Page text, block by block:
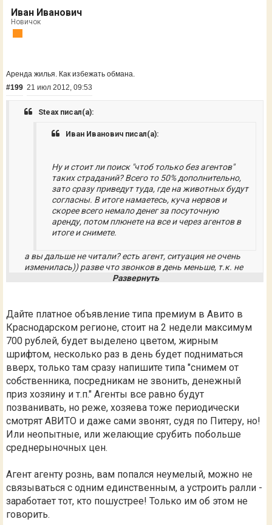
Иван Иванович
Новичок
Аренда жилья. Как избежать обмана.
#199 21 июл 2012, 09:53
Steax писал(а):
Иван Иванович писал(а):
Ну и стоит ли поиск "чтоб только без агентов"
таких страданий? Всего то 50% дополнительно,
зато сразу приведут туда, где на животных будут
согласны. В итоге намаетесь, куча нервов и
скорее всего немало денег за посуточную
аренду, потом плюнете на все и через агентов в
итоге и снимете.
а вы дальше не читали? есть агент, ситуация не очень
изменилась)) разве что звонков в день меньше, т.к. не
натыкаешся на риэлторов.
Дайте платное объявление типа премиум в Авито в
Краснодарском регионе, стоит на 2 недели максимум
700 рублей, будет выделено цветом, жирным
шрифтом, несколько раз в день будет подниматься
вверх, только там сразу напишите типа "снимем от
собственника, посредникам не звонить, денежный
приз хозяину и т.п." Агенты все равно будут
позванивать, но реже, хозяева тоже периодически
смотрят АВИТО и даже сами звонят, судя по Питеру, но!
Или неопытные, или желающие срубить побольше
среднерыночных цен.
Агент агенту рознь, вам попался неумелый, можно не
связываться с одним единственным, а устроить ралли -
заработает тот, кто пошустрее! Только им об этом не
говорить.